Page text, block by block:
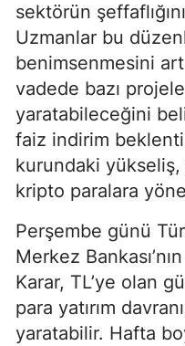
sektörün
Uzmanlar bu
benimsenmesini
vadede bazı
yaratabileceğini
faiz indirim
kurundaki yükseliş,
kripto paralara
Perşembe günü
Merkez
Karar, TL’ye olan
para yatırım
yaratabilir. Hafta